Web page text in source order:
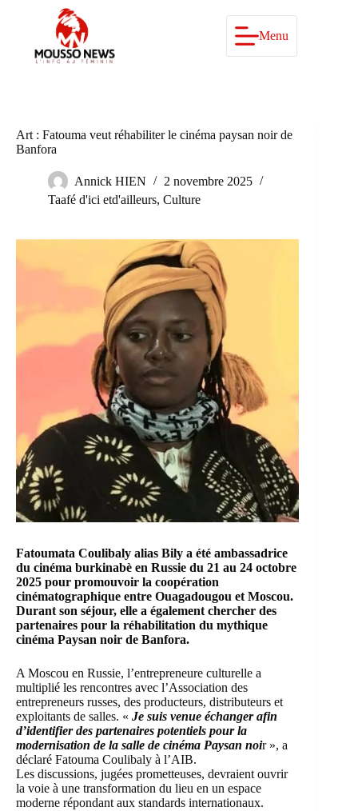
Menu
Art : Fatouma veut réhabiliter le cinéma paysan noir de
Banfora
Annick HIEN
2 novembre 2025
Taafé d'ici etd'ailleurs, Culture
Fatoumata Coulibaly alias Bily a été ambassadrice
du cinéma burkinabè en Russie du 21 au 24 octobre
2025 pour promouvoir la coopération
cinématographique entre Ouagadougou et Moscou.
Durant son séjour, elle a également chercher des
partenaires pour la réhabilitation du mythique
cinéma Paysan noir de Banfora.
A Moscou en Russie, l’entrepreneure culturelle a
multiplié les rencontres avec l’Association des
entrepreneurs russes, des producteurs, distributeurs et
exploitants de salles. « Je suis venue échanger afin
d’identifier des partenaires potentiels pour la
modernisation de la salle de cinéma Paysan noir », a
déclaré Fatouma Coulibaly à l’AIB.
Les discussions, jugées prometteuses, devraient ouvrir
la voie à une transformation du lieu en un espace
moderne répondant aux standards internationaux.